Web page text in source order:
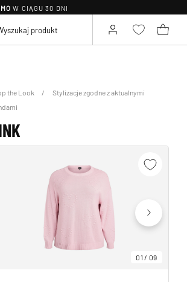
W CIĄGU 30 DNI
the Look
Stylizacje zgodne z aktualnymi
01/ 09